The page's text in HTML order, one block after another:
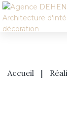
Accueil |